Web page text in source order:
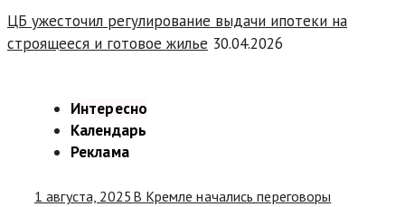
ЦБ ужесточил регулирование выдачи ипотеки на
строящееся и готовое жилье 30.04.2026
Интересно
Календарь
Реклама
1 августа, 2025 В Кремле начались переговоры